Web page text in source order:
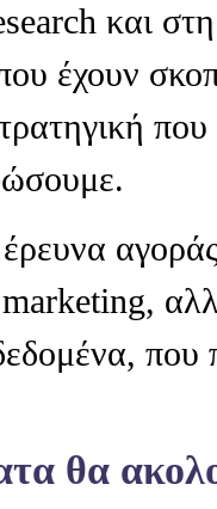
και
έχουν
marketing,
που
θα